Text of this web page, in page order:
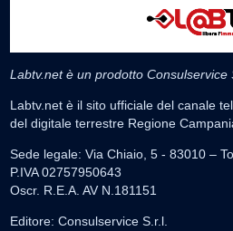
Labtv.net è un prodotto Consulservice
Labtv.net è il sito ufficiale del canale
del digitale terrestre Regione
Sede legale: Via Chiaio, 5 - 83010 –
P.IVA 02757950643
Oscr. R.E.A. AV N.181151
Editore: Consulservice S.r.l.